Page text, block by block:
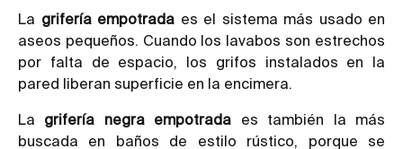
La grifería empotrada es el sistema más usado en
aseos pequeños. Cuando los lavabos son estrechos
por falta de espacio, los grifos instalados en la
pared liberan superficie en la encimera.
La grifería negra empotrada es también la más
buscada en baños de estilo rústico, porque se